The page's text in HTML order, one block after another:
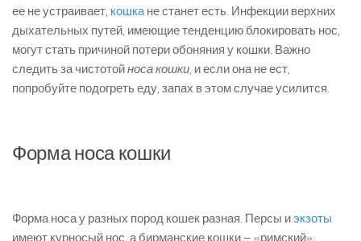
ее не устраивает, кошкане станет есть. Инфекции верхних
дыхательных путей, имеющие тенденцию блокировать нос,
могут стать причиной потери обоняния у кошки. Важно
следить за чистотойноса кошки, и если она не ест,
попробуйте подогреть еду, запах в этом случае усилится.
Форма носа кошки
Форма носа у разных пород кошек разная. Персы иэкзоты
имеют курносый нос, а бирманские кошки – «римский».